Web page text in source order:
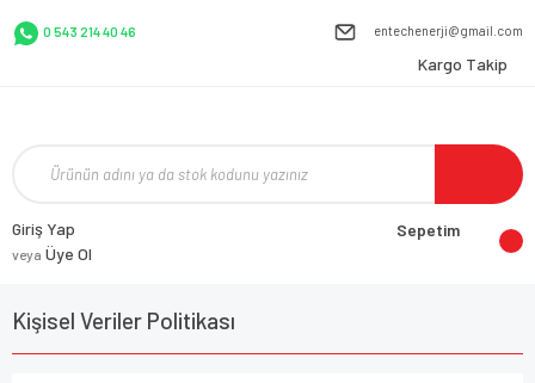
0 543 214 40 46 entechenerji@gmail.com
Kargo Takip
Giriş Yap
veya Üye Ol
Sepetim
Kişisel Veriler Politikası